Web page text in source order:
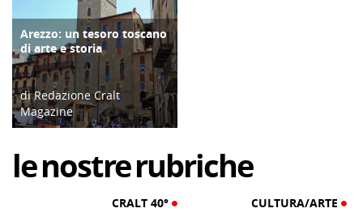
ATTIVITÀ
Arezzo: un tesoro toscano
di arte e storia
di Redazione Cralt
Magazine
lenostrerubriche
CRALT 40°
CULTURA/ARTE